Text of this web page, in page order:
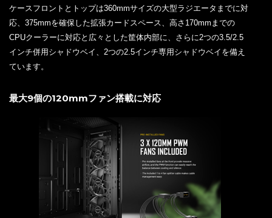
ケースフロントとトップは360mmサイズの大型ラジエータまでに対
応、375mmを確保した拡張カードスペース、高さ170mmまでの
CPUクーラーに対応と広々とした筐体内部に、さらに2つの3.5/2.5
インチ併用シャドウベイ、2つの2.5インチ専用シャドウベイを備え
ています。
最大9個の120mmファン搭載に対応